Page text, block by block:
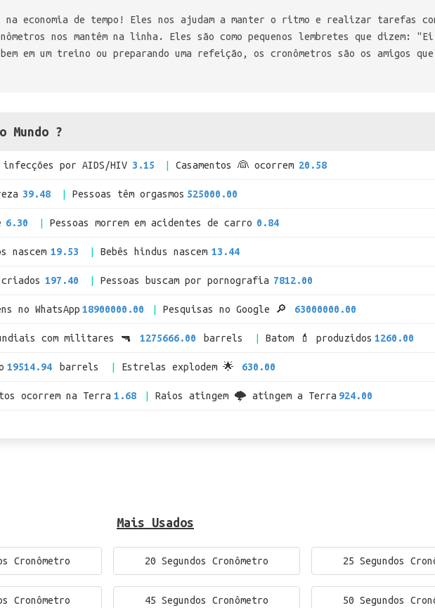
na economia de tempo! Eles nos ajudam a manter o ritmo e realizar tarefas
nos mantêm na linha. Eles são como pequenos lembretes que dizem:
em um treino ou preparando uma refeição, os cronômetros são os amigos que
Mundo ?
infecções por AIDS/HIV 3.15 Casamentos 👰 ocorrem 20.58
39.48 Pessoas têm orgasmos 525000.00
6.30 Pessoas morrem em acidentes de carro 0.84
nascem 19.53 Bebês hindus nascem 13.44
197.40 Pessoas buscam por pornografia 7812.00
no WhatsApp 18900000.00 Pesquisas no Google 🔎 63000000.00
com militares 🔫 1275666.00 barrels Batom 💄 produzidos 1260.00
19514.94 barrels Estrelas explodem 🌟 630.00
ocorrem na Terra 1.68 Raios atingem 🌩 atingem a Terra 924.00
Mais Usados
Cronômetro 20 Segundos Cronômetro 25 Segundos
Cronômetro 45 Segundos Cronômetro 50 Segundos